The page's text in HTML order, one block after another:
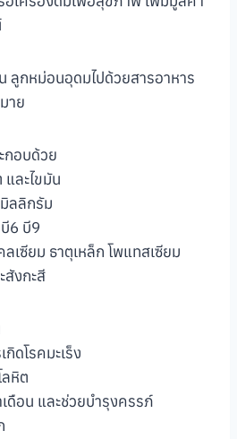
ลูกหม่อนอุดมไปด้วยสารอาหาร
าย
กอบด้วย
และไขมัน
ลลิกรัม
6 บี9
เซียม ธาตุเหล็ก โพแทสเซียม
สังกะสี
ดโรคมะเร็ง
ลหิต
ดือน และช่วยบำรุงครรภ์